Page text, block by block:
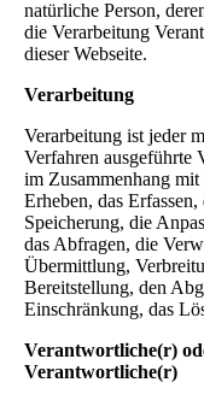
natürliche Person,
die Verarbeitung
dieser Webseite.
Verarbeitung
Verarbeitung ist jeder
Verfahren ausgeführte
im Zusammenhang mit
Erheben, das
Speicherung, die
das Abfragen, die
Übermittlung,
Bereitstellung, den
Einschränkung, das
Verantwortliche(r)
Verantwortliche(r)